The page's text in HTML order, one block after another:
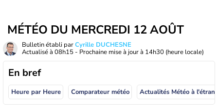
MÉTÉO DU MERCREDI 12 AOÛT
Bulletin établi parCyrille DUCHESNE
Actualisé à 08h15 - Prochaine mise à jour à 14h30 (heure locale)
En bref
Heure par Heure Comparateur météo